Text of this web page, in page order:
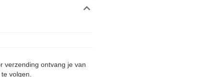
verzending ontvang je van
volgen.